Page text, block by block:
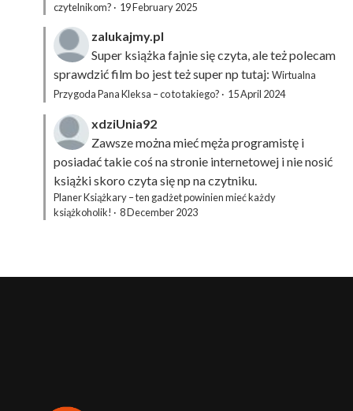
czytelnikom? · 19 February 2025
zalukajmy.pl
Super książka fajnie się czyta, ale też polecam
sprawdzić film bo jest też super np tutaj: Wirtualna
Przygoda Pana Kleksa – co to takiego? · 15 April 2024
xdziUnia92
Zawsze można mieć męża programistę i
posiadać takie coś na stronie internetowej i nie nosić
książki skoro czyta się np na czytniku.
Planer Książkary – ten gadżet powinien mieć każdy
książkoholik! · 8 December 2023